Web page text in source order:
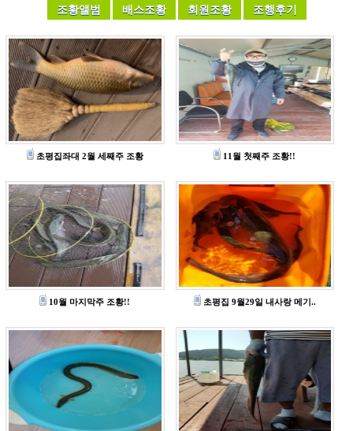
초평집좌대 2월 세째주 조황 11월 첫째주 조황!!
10월 마지막주 조황!! 초평집 9월29일 내사랑 메기..